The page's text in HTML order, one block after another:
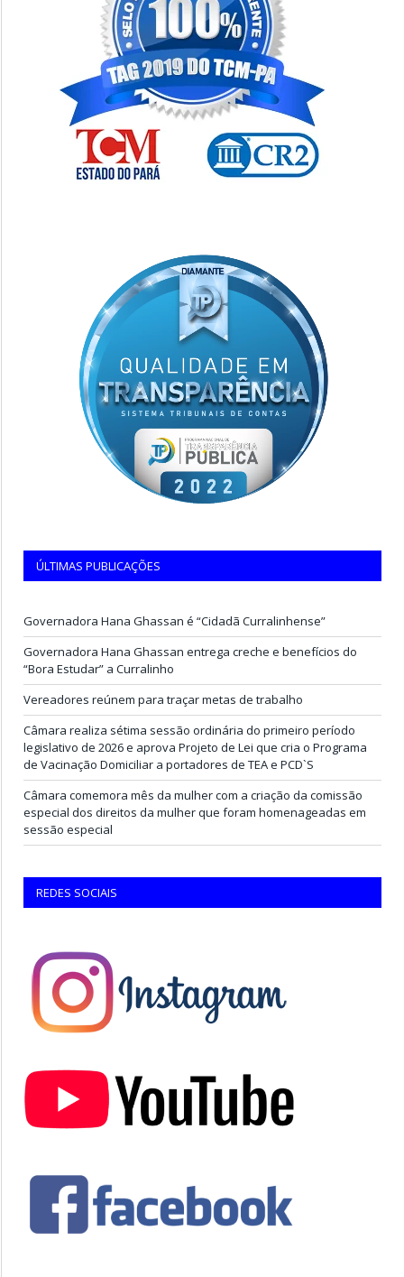
ÚLTIMAS PUBLICAÇÕES
Governadora Hana Ghassan é “Cidadã Curralinhense”
Governadora Hana Ghassan entrega creche e benefícios do
“Bora Estudar” a Curralinho
Vereadores reúnem para traçar metas de trabalho
Câmara realiza sétima sessão ordinária do primeiro período
legislativo de 2026 e aprova Projeto de Lei que cria o Programa
de Vacinação Domiciliar a portadores de TEA e PCD`S
Câmara comemora mês da mulher com a criação da comissão
especial dos direitos da mulher que foram homenageadas em
sessão especial
REDES SOCIAIS